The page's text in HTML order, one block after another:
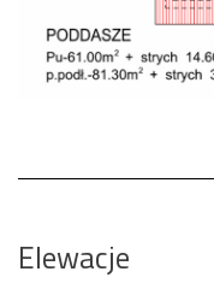
Elewacje